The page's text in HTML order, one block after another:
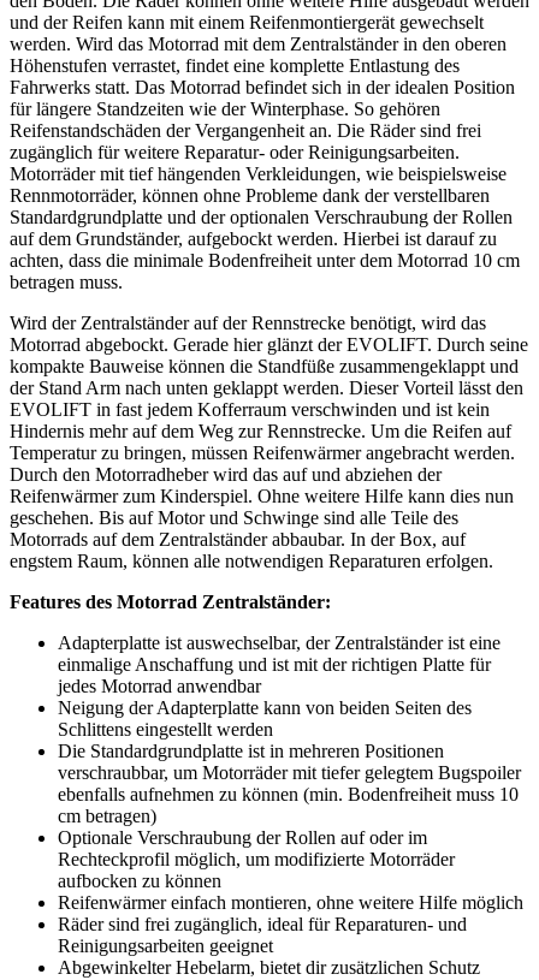
und der Reifen kann mit einem Reifenmontiergerät gewechselt
werden. Wird das Motorrad mit dem Zentralständer in den oberen
Höhenstufen verrastet, findet eine komplette Entlastung des
Fahrwerks statt. Das Motorrad befindet sich in der idealen Position
für längere Standzeiten wie der Winterphase. So gehören
Reifenstandschäden der Vergangenheit an. Die Räder sind frei
zugänglich für weitere Reparatur- oder Reinigungsarbeiten.
Motorräder mit tief hängenden Verkleidungen, wie beispielsweise
Rennmotorräder, können ohne Probleme dank der verstellbaren
Standardgrundplatte und der optionalen Verschraubung der Rollen
auf dem Grundständer, aufgebockt werden. Hierbei ist darauf zu
achten, dass die minimale Bodenfreiheit unter dem Motorrad 10 cm
betragen muss.
Wird der Zentralständer auf der Rennstrecke benötigt, wird das
Motorrad abgebockt. Gerade hier glänzt der EVOLIFT. Durch seine
kompakte Bauweise können die Standfüße zusammengeklappt und
der Stand Arm nach unten geklappt werden. Dieser Vorteil lässt den
EVOLIFT in fast jedem Kofferraum verschwinden und ist kein
Hindernis mehr auf dem Weg zur Rennstrecke. Um die Reifen auf
Temperatur zu bringen, müssen Reifenwärmer angebracht werden.
Durch den Motorradheber wird das auf und abziehen der
Reifenwärmer zum Kinderspiel. Ohne weitere Hilfe kann dies nun
geschehen. Bis auf Motor und Schwinge sind alle Teile des
Motorrads auf dem Zentralständer abbaubar. In der Box, auf
engstem Raum, können alle notwendigen Reparaturen erfolgen.
Features des Motorrad Zentralständer:
Adapterplatte ist auswechselbar, der Zentralständer ist eine
einmalige Anschaffung und ist mit der richtigen Platte für
jedes Motorrad anwendbar
Neigung der Adapterplatte kann von beiden Seiten des
Schlittens eingestellt werden
Die Standardgrundplatte ist in mehreren Positionen
verschraubbar, um Motorräder mit tiefer gelegtem Bugspoiler
ebenfalls aufnehmen zu können (min. Bodenfreiheit muss 10
cm betragen)
Optionale Verschraubung der Rollen auf oder im
Rechteckprofil möglich, um modifizierte Motorräder
aufbocken zu können
Reifenwärmer einfach montieren, ohne weitere Hilfe möglich
Räder sind frei zugänglich, ideal für Reparaturen- und
Reinigungsarbeiten geeignet
Abgewinkelter Hebelarm, bietet dir zusätzlichen Schutz